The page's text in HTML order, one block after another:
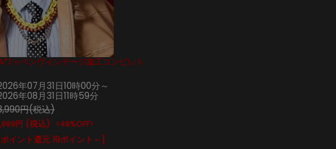
ッペンヴィンテージ加工コンビレト
年07月31日10時00分～
年08月31日11時59分
円(税込)
円 (税込) <49%OFF>
[ポイント還元 19ポイント～]